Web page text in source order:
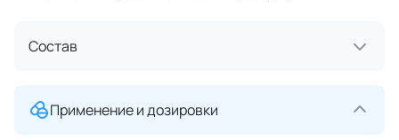
Состав
Применение и дозировки